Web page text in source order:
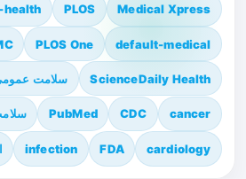
Medical Xpress
PLOS
default-medical
PLOS One
ScienceDaily Health سلامت
cancer
CDC
PubMed
cardiology
FDA
infection